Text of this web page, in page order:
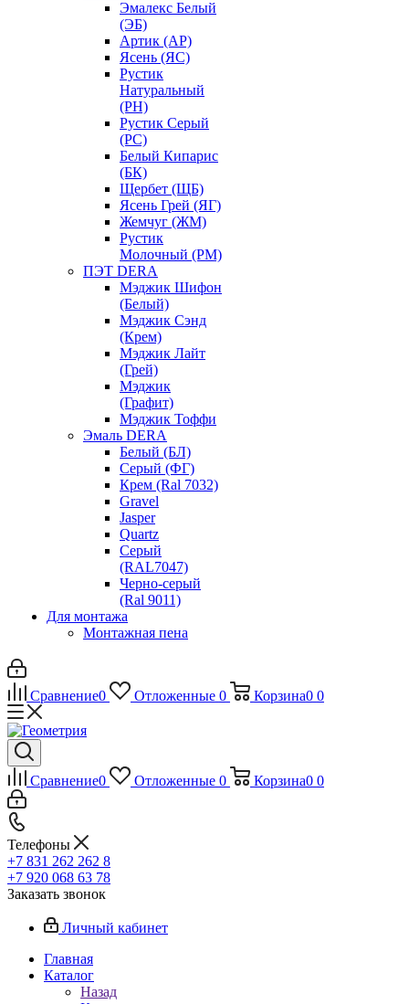
Эмалекс Белый
(ЭБ)
Артик (АР)
Ясень (ЯС)
Рустик
Натуральный
(РН)
Рустик Серый
(РС)
Белый Кипарис
(БК)
Щербет (ЩБ)
Ясень Грей (ЯГ)
Жемчуг (ЖМ)
Рустик
Молочный (РМ)
ПЭТ DERA
Мэджик Шифон
(Белый)
Мэджик Сэнд
(Крем)
Мэджик Лайт
(Грей)
Мэджик
(Графит)
Мэджик Тоффи
Эмаль DERA
Белый (БЛ)
Серый (ФГ)
Крем (Ral 7032)
Gravel
Jasper
Quartz
Серый
(RAL7047)
Черно-серый
(Ral 9011)
Для монтажа
Монтажная пена
Сравнение0 Отложенные 0 Корзина0 0
Сравнение0 Отложенные 0 Корзина0 0
Телефоны
+7 831 262 262 8
+7 920 068 63 78
Заказать звонок
Личный кабинет
Главная
Каталог
Назад